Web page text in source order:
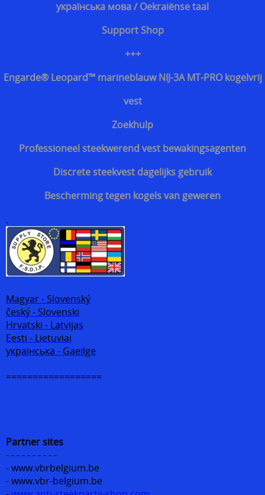
українська мова / Oekraiënse taal
Support Shop
+++
Engarde® Leopard™ marineblauw NIJ-3A MT-PRO kogelvrij
vest
Zoekhulp
Professioneel steekwerend vest bewakingsagenten
Discrete steekvest dagelijks gebruik
Bescherming tegen kogels van geweren
.
Magyar - Slovenský
český - Slovenski
Hrvatski - Latvijas
Eesti - Lietuviai
українська - Gaeilge
==================
Partner sites
- - - - - - - - - -
- www.vbrbelgium.be
- www.vbr-belgium.be